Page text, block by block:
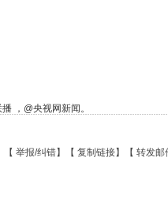
，@央视网新闻。
【 举报/纠错】【 复制链接】【 转发邮